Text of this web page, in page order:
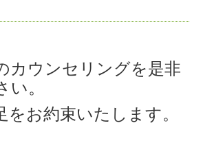
カウンセリングを是非
い。
をお約束いたします。